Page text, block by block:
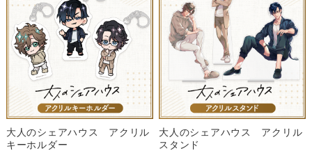
大人のシェアハウス アクリル
キーホルダー
大人のシェアハウス アクリル
スタンド